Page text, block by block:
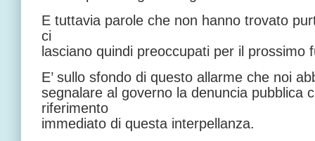
E tuttavia parole che non hanno trovato
ci
lasciano quindi preoccupati per il prossimo
E’ sullo sfondo di questo allarme che noi
segnalare al governo la denuncia pubblica
riferimento
immediato di questa interpellanza.